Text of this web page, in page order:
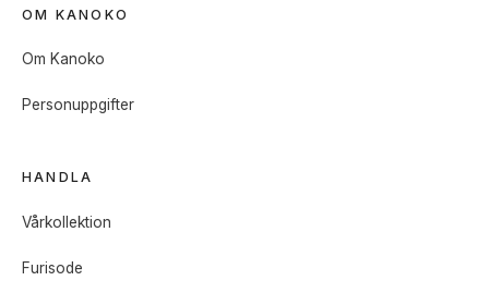
OM KANOKO
Om Kanoko
Personuppgifter
HANDLA
Vårkollektion
Furisode